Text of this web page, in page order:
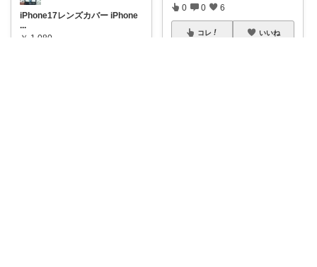
iPhone17レンズカバー iPhone
...
￥ 1,080
0 0 6
コレ いいね